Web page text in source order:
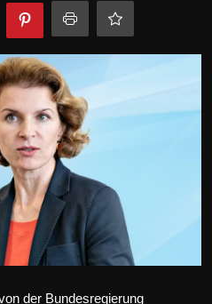
der Bundesregierung